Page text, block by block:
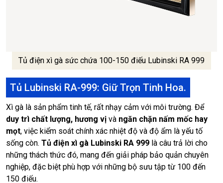
Tủ điện xì gà sức chứa 100-150 điếu Lubinski RA 999
Tủ Lubinski RA-999: Giữ Trọn Tinh Hoa.
Xì gà là sản phẩm tinh tế, rất nhạy cảm với môi trường. Để
duy trì chất lượng, hương vị và ngăn chặn nấm mốc hay
mọt, việc kiểm soát chính xác nhiệt độ và độ ẩm là yếu tố
sống còn. Tủ điện xì gà Lubinski RA 999 là câu trả lời cho
những thách thức đó, mang đến giải pháp bảo quản chuyên
nghiệp, đặc biệt phù hợp với những bộ sưu tập từ 100 đến
150 điếu.